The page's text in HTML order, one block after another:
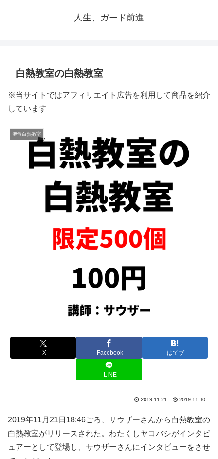
人生、ガード前進
白熱教室の白熱教室
※当サイトではアフィリエイト広告を利用して商品を紹介
しています
聖帝白熱教室
X Facebook はてブ
LINE
2019.11.21 2019.11.30
2019年11月21日18:46ごろ、サウザーさんから白熱教室の
白熱教室がリリースされた。わたくしヤコバシがインタビ
ュアーとして登場し、サウザーさんにインタビューをさせ